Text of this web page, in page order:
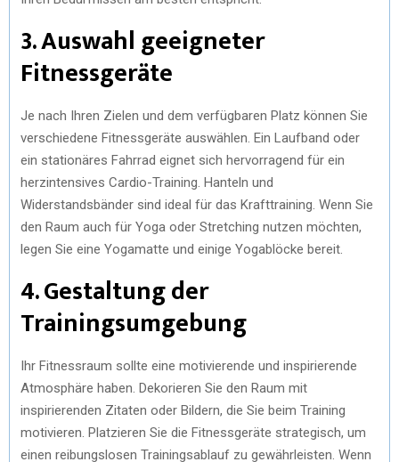
3. Auswahl geeigneter
Fitnessgeräte
Je nach Ihren Zielen und dem verfügbaren Platz können Sie
verschiedene Fitnessgeräte auswählen. Ein Laufband oder
ein stationäres Fahrrad eignet sich hervorragend für ein
herzintensives Cardio-Training. Hanteln und
Widerstandsbänder sind ideal für das Krafttraining. Wenn Sie
den Raum auch für Yoga oder Stretching nutzen möchten,
legen Sie eine Yogamatte und einige Yogablöcke bereit.
4. Gestaltung der
Trainingsumgebung
Ihr Fitnessraum sollte eine motivierende und inspirierende
Atmosphäre haben. Dekorieren Sie den Raum mit
inspirierenden Zitaten oder Bildern, die Sie beim Training
motivieren. Platzieren Sie die Fitnessgeräte strategisch, um
einen reibungslosen Trainingsablauf zu gewährleisten. Wenn